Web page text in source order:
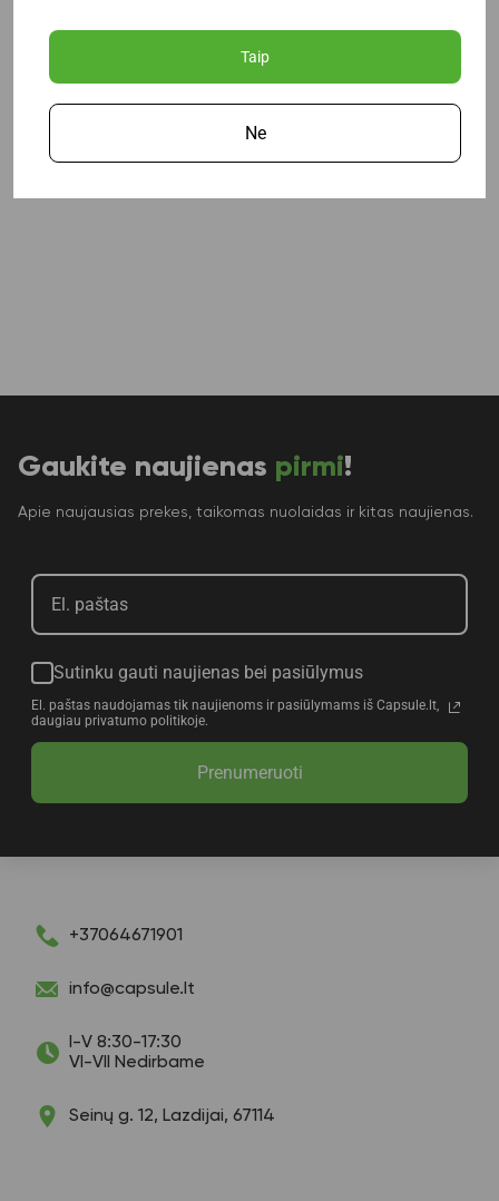
Gaukite naujienas pirmi!
Apie naujausias prekes, taikomas nuolaidas ir kitas naujienas.
Sutinku gauti naujienas bei pasiūlymus
El. paštas naudojamas tik naujienoms ir pasiūlymams iš Capsule.lt,
daugiau privatumo politikoje.
Prenumeruoti
+37064671901
info@capsule.lt
I-V 8:30-17:30
VI-VII Nedirbame
Seinų g. 12, Lazdijai, 67114
Taip
Ne